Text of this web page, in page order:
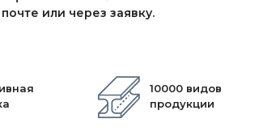
или через заявку.
10000 видов
продукции